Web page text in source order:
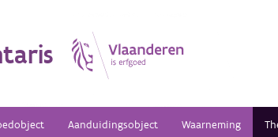
Aanduidingsobject Waarneming